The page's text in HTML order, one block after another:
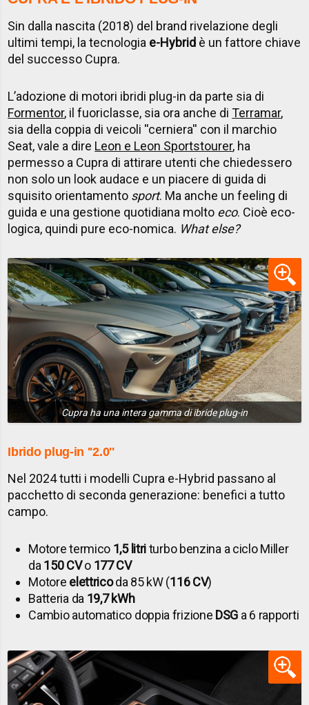
Sin dalla nascita (2018) del brand rivelazione degli
ultimi tempi, la tecnologia e-Hybrid è un fattore chiave
del successo Cupra.
L’adozione di motori ibridi plug-in da parte sia di
Formentor, il fuoriclasse, sia ora anche diTerramar,
sia della coppia di veicoli ''cerniera'' con il marchio
Seat, vale a dire Leon e Leon Sportstourer, ha
permesso a Cupra di attirare utenti che chiedessero
non solo un look audace e un piacere di guida di
squisito orientamento sport. Ma anche un feeling di
guida e una gestione quotidiana molto eco. Cioè eco-
logica, quindi pure eco-nomica. What else?
Cupra ha una intera gamma di ibride plug-in
Ibrido plug-in ''2.0''
Nel 2024 tutti i modelli Cupra e-Hybrid passano al
pacchetto di seconda generazione: benefici a tutto
campo.
Motore termico 1,5 litriturbo benzina a ciclo Miller
da 150 CVo 177 CV
Motore elettricoda 85 kW (116 CV)
Batteria da 19,7 kWh
Cambio automatico doppia frizione DSG a 6 rapporti